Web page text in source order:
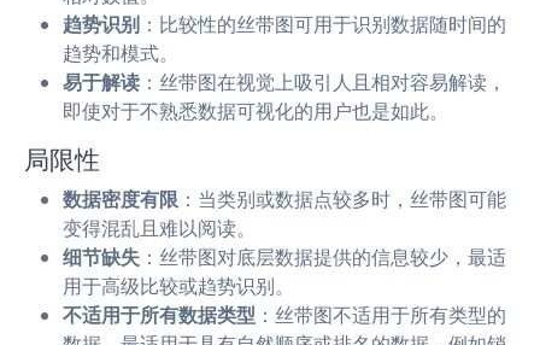
趋势识别 ：比较性的丝带图可用于识别数据随时间的
趋势和模式。
易于解读 ：丝带图在视觉上吸引人且相对容易解读，
即使对于不熟悉数据可视化的用户也是如此。
局限性
数据密度有限 ：当类别或数据点较多时，丝带图可能
变得混乱且难以阅读。
细节缺失 ：丝带图对底层数据提供的信息较少，最适
用于高级比较或趋势识别。
不适用于所有数据类型 ：丝带图不适用于所有类型的